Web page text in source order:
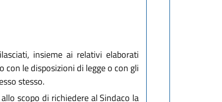
insieme ai relativi elaborati
le disposizioni di legge o con gli
stesso.
scopo di richiedere al Sindaco la